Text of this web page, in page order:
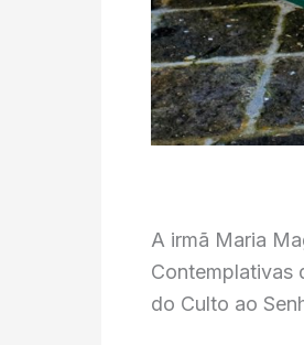
A irmã Maria
Contemplativas
do Culto ao